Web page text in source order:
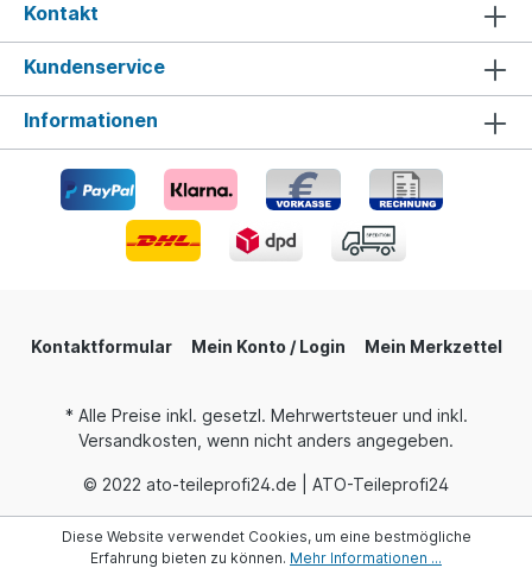
Kontakt
Kundenservice
Informationen
Kontaktformular Mein Konto / Login Mein Merkzettel
* Alle Preise inkl. gesetzl. Mehrwertsteuer und inkl.
Versandkosten, wenn nicht anders angegeben.
© 2022 ato-teileprofi24.de | ATO-Teileprofi24
Diese Website verwendet Cookies, um eine bestmögliche
Erfahrung bieten zu können. Mehr Informationen ...